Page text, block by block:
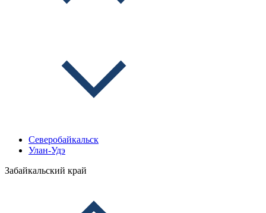
Северобайкальск
Улан-Удэ
Забайкальский край